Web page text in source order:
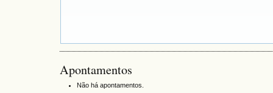
Apontamentos
Não há apontamentos.